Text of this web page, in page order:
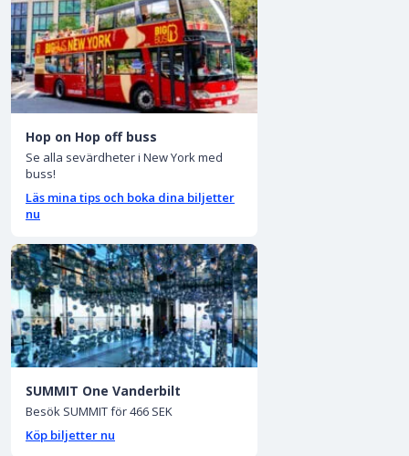
Hop on Hop off buss
Se alla sevärdheter i New York med
buss!
Läs mina tips och boka dina biljetter
nu
SUMMIT One Vanderbilt
Besök SUMMIT för 466 SEK
Köp biljetter nu